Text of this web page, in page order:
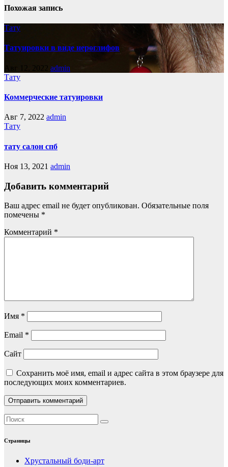
Похожая запись
Тату
Татуировки в виде иероглифов
Авг 12, 2022 admin
Тату
Коммерческие татуировки
Авг 7, 2022 admin
Тату
тату салон спб
Ноя 13, 2021 admin
Добавить комментарий
Ваш адрес email не будет опубликован. Обязательные поля
помечены *
Комментарий *
Имя *
Email *
Сайт
Сохранить моё имя, email и адрес сайта в этом браузере для
последующих моих комментариев.
Страницы
Хрустальный боди-арт